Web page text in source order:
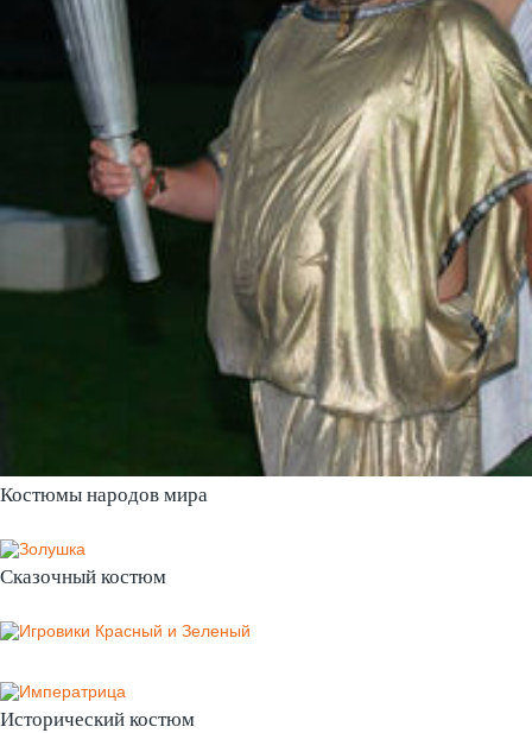
Костюмы народов мира
Сказочный костюм
Исторический костюм